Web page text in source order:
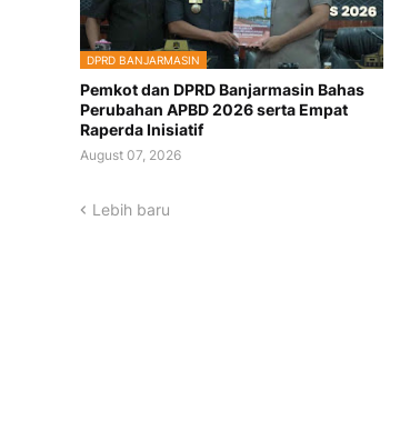
DPRD BANJARMASIN
Pemkot dan DPRD Banjarmasin Bahas
Perubahan APBD 2026 serta Empat
Raperda Inisiatif
August 07, 2026
Lebih baru